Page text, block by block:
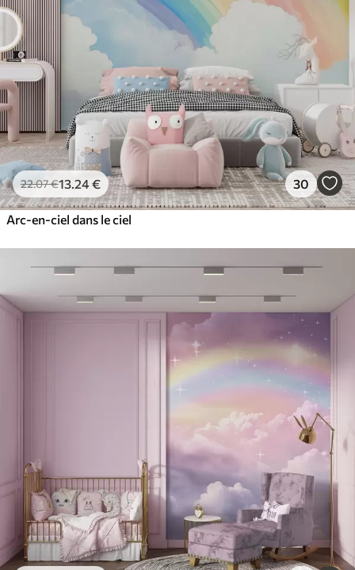
22.07€13 .24€ 30
Arc-en-ciel dans le ciel